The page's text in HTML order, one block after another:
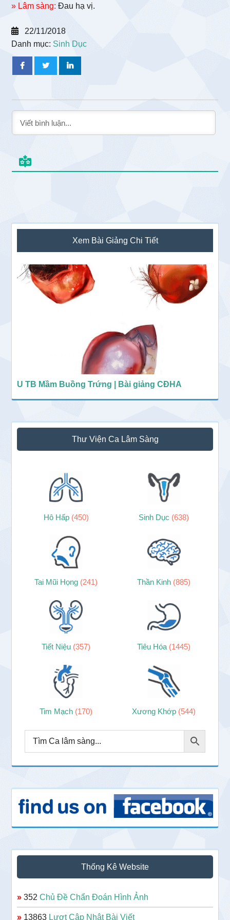
» Lâm sàng: Đau hạ vị.
22/11/2018
Danh mục: Sinh Dục
Sidebar
chính
Xem Bài Giảng Chi Tiết
U TB Mầm Buồng Trứng | Bài giảng CĐHA
Thư Viện Ca Lâm Sàng
Hô Hấp (450) Sinh Dục (638)
Tai Mũi Họng (241) Thần Kinh (885)
Tiết Niệu (357) Tiêu Hóa (1445)
Tim Mạch (170) Xương Khớp (544)
Thống Kê Website
» 352Chủ Đề Chẩn Đoán Hình Ảnh
» 13863 Lượt Cập Nhật Bài Viết